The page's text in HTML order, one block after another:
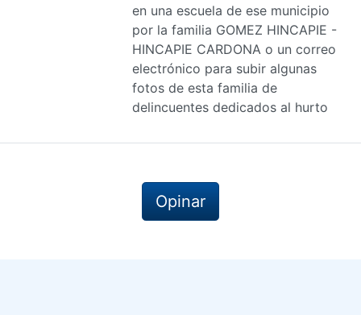
en una escuela de ese municipio
por la familia GOMEZ HINCAPIE -
HINCAPIE CARDONA o un correo
electrónico para subir algunas
fotos de esta familia de
delincuentes dedicados al hurto
Opinar